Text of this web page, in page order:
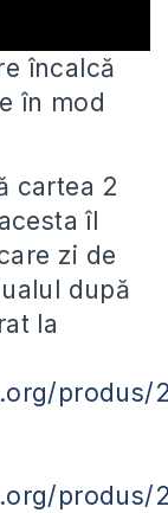
încalcă
în mod
cartea 2
îl
zi de
după
la
produs/
produs/